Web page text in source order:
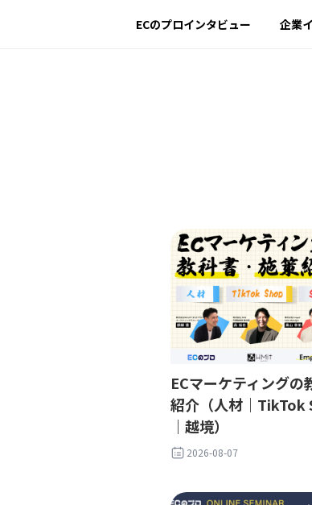
ECのプロインタビュー 企業
ECマーケティングの
紹介（人材｜TikTok
｜越境）
2026-08-07